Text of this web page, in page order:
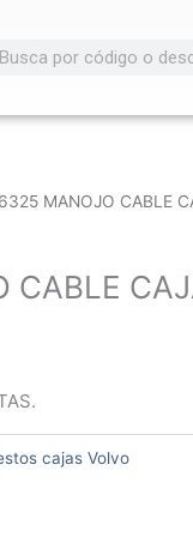
MANOJO CABLE
CABLE
cajas Volvo